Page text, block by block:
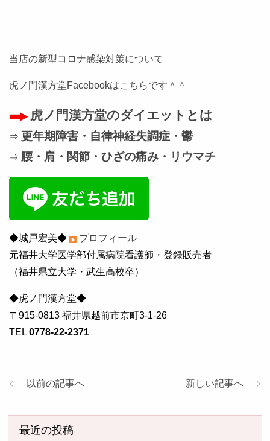
当店の新型コロナ感染対策について
虎ノ門漢方堂Facebookはこちらです＾＾
虎ノ門漢方堂のダイエットとは
⇒ 更年期障害・自律神経失調症・鬱
⇒ 腰・肩・関節・ひざの痛み・リウマチ
◆城戸宏美◆
プロフィール
元福井大学医学部付属病院看護師・登録販売者
（福井県立大学・武生高校卒）
◆虎ノ門漢方堂◆
〒915-0813 福井県越前市京町3-1-26
TEL 0778-22-2371
新しい記事へ
以前の記事へ
最近の投稿